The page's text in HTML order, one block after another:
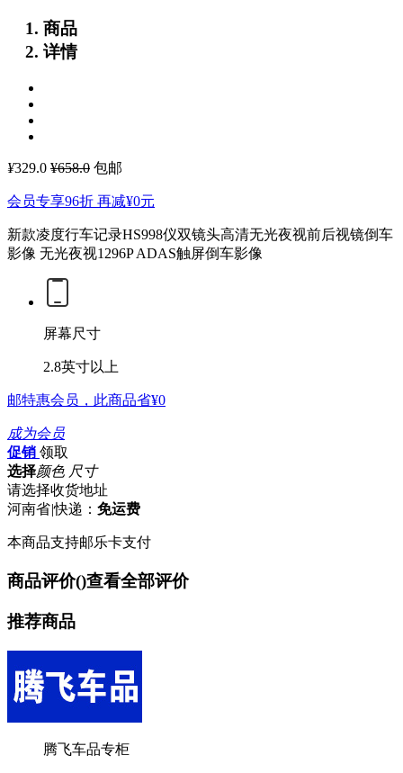
商品
详情
¥329.0 ¥658.0 包邮
会员专享96折 再减¥0元
新款凌度行车记录HS998仪双镜头高清无光夜视前后视镜倒车
影像 无光夜视1296P ADAS触屏倒车影像
屏幕尺寸
2.8英寸以上
邮特惠会员，此商品省¥0
成为会员
促销 领取
选择颜色 尺寸
请选择收货地址
河南省|快递： 免运费
本商品支持邮乐卡支付
商品评价()查看全部评价
推荐商品
腾飞车品专柜